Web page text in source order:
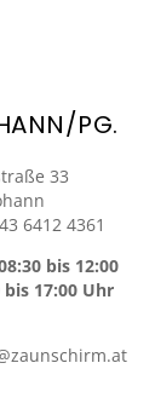
PG.
33
6412 4361
bis 12:00
bis 17:00 Uhr